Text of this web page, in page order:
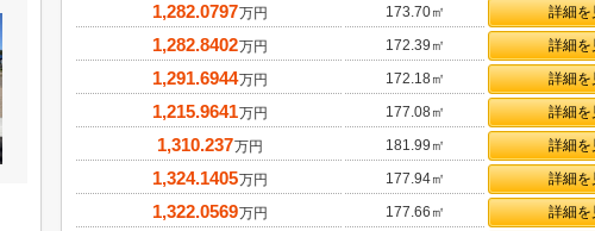
1,282.0797万円 173.70㎡ 詳細を
1,282.8402万円 172.39㎡ 詳細を
1,291.6944万円 172.18㎡ 詳細を
1,215.9641万円 177.08㎡ 詳細を
1,310.237万円 181.99㎡ 詳細を
1,324.1405万円 177.94㎡ 詳細を
1,322.0569万円 177.66㎡ 詳細を